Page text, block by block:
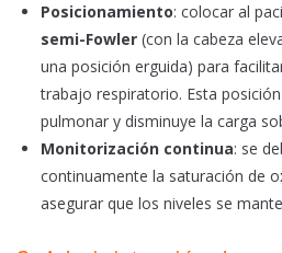
Posicionamiento: colocar al
semi-Fowler (con la cabeza
una posición erguida) para
trabajo respiratorio. Esta
pulmonar y disminuye la carga
Monitorización continua: se
continuamente la saturación de
asegurar que los niveles se